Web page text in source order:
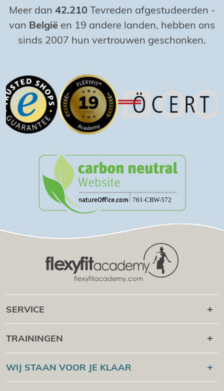
Meer dan 42.210 Tevreden afgestudeerden -
van België en 19 andere landen, hebben ons
sinds 2007 hun vertrouwen geschonken.
SERVICE
Carrière daarna
Online campus
Certificaatcontrole
TRAININGEN
Sport Academy
Massage Academy
WIJ STAAN VOOR JE KLAAR